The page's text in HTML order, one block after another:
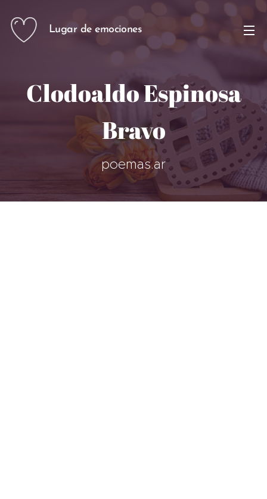
Lugar de emociones
Clodoaldo Espinosa
Bravo
poemas.ar